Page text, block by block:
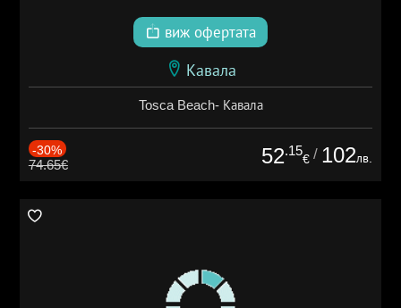
виж офертата
Кавала
Tosca Beach- Кавала
-30%
74.65€ 52.15
€ / 102лв.